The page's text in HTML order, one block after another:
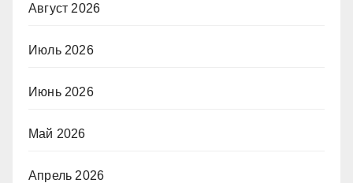
Август 2026
Июль 2026
Июнь 2026
Май 2026
Апрель 2026